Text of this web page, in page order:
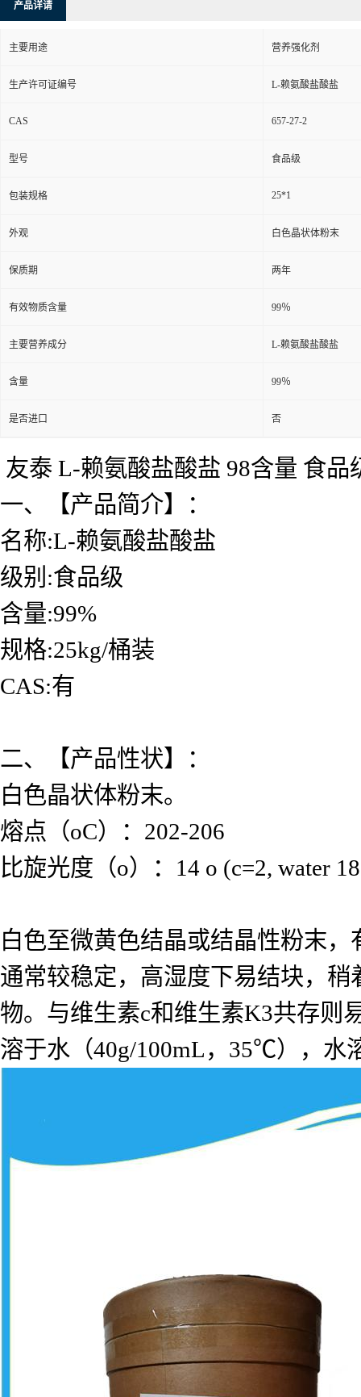
产品详请
主要用途 营养强化剂
生产许可证编号 L-赖氨酸盐酸盐
CAS 657-27-2
型号 食品级
包装规格 25*1
外观 白色晶状体粉末
保质期 两年
有效物质含量 99％
主要营养成分 L-赖氨酸盐酸盐
含量 99％
是否进口 否
友泰 L-赖氨酸盐酸盐 98含量 食
一、【产品简介】：
名称:L-赖氨酸盐酸盐
级别:食品级
含量:99%
规格:25kg/桶装
CAS:有
二、【产品性状】：
白色晶状体粉末。
熔点（oC）：202-206
比旋光度（o）：14 o (c=2, water
白色至微黄色结晶或结晶性粉末
通常较稳定，高湿度下易结块，
物。与维生素c和维生素K3共存则
溶于水（40g/100mL，35℃），水